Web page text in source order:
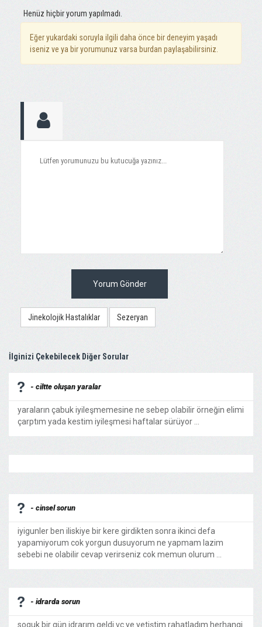
Henüz hiçbir yorum yapılmadı.
Eğer yukardaki soruyla ilgili daha önce bir deneyim yaşadı
iseniz ve ya bir yorumunuz varsa burdan paylaşabilirsiniz.
Yorum Gönder
Jinekolojik Hastalıklar Sezeryan
İlginizi Çekebilecek Diğer Sorular
- ciltte oluşan yaralar
yaraların çabuk iyileşmemesine ne sebep olabilir örneğin elimi
çarptım yada kestim iyileşmesi haftalar sürüyor ...
- cinsel sorun
iyigunler ben iliskiye bir kere girdikten sonra ikinci defa
yapamiyorum cok yorgun dusuyorum ne yapmam lazim
sebebi ne olabilir cevap verirseniz cok memun olurum ...
- idrarda sorun
soguk bir gün idrarım geldi vc ye yetiştim rahatladım herhangi